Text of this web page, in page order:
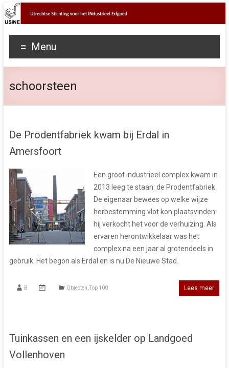
Menu
schoorsteen
De Prodentfabriek kwam bij Erdal in
Amersfoort
Een groot industrieel complex kwam in
2013 leeg te staan: de Prodentfabriek.
De eigenaar bewees op welke wijze
herbestemming vlot kon plaatsvinden:
hij verkocht het voor de verhuizing. Als
ervaren herontwikkelaar was het
complex na een jaar al grotendeels in
gebruik. Het begon als Erdal en is nu De Nieuwe Stad.
B Objecten Top 100 Lees meer
Tuinkassen en een ijskelder op Landgoed
Vollenhoven